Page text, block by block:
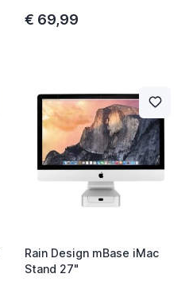
€ 69,99
Rain Design mBase iMac
Stand 27"